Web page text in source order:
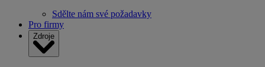
Sdělte nám své požadavky
Pro firmy
Zdroje